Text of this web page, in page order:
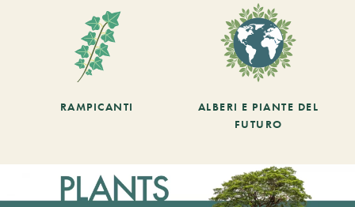
RAMPICANTI
ALBERI E PIANTE DEL
FUTURO